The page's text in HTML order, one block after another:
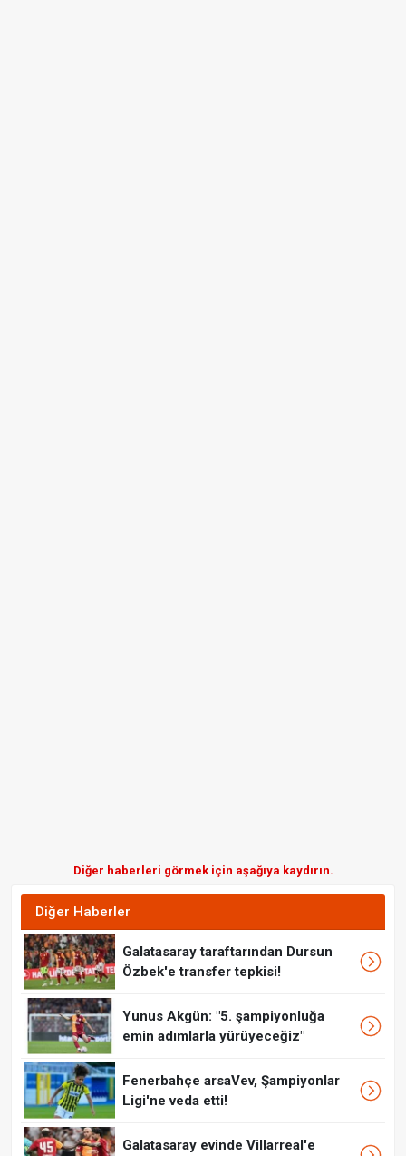
Diğer haberleri görmek için aşağıya kaydırın.
Diğer Haberler
Galatasaray taraftarından Dursun
Özbek'e transfer tepkisi!
Yunus Akgün: "5. şampiyonluğa
emin adımlarla yürüyeceğiz"
Fenerbahçe arsaVev, Şampiyonlar
Ligi'ne veda etti!
Galatasaray evinde Villarreal'e